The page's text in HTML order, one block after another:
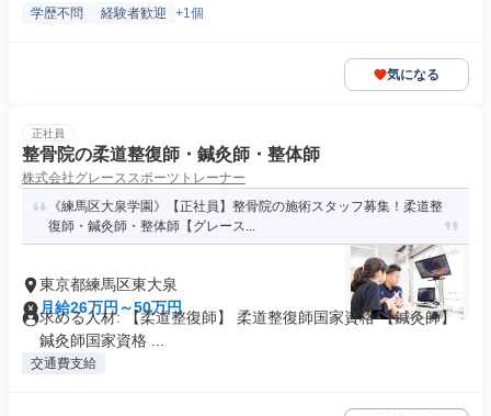
学歴不問 経験者歓迎 +1個
気になる
正社員
整骨院の柔道整復師・鍼灸師・整体師
株式会社グレーススポーツトレーナー
《練馬区大泉学園》【正社員】整骨院の施術スタッフ募集！柔道整
復師・鍼灸師・整体師【グレース...
東京都練馬区東大泉
月給26万円～50万円
求める人材: 【柔道整復師】 柔道整復師国家資格 【鍼灸師】
鍼灸師国家資格 ...
交通費支給